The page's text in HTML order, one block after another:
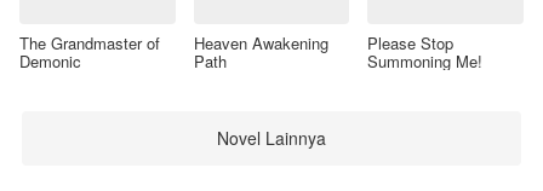
The Grandmaster of
Demonic
Heaven Awakening
Path
Please Stop
Summoning Me!
Novel Lainnya